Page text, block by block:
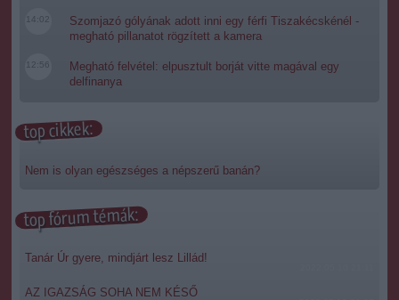
14:02
Szomjazó gólyának adott inni egy férfi Tiszakécskénél -
megható pillanatot rögzített a kamera
12:56
Megható felvétel: elpusztult borját vitte magával egy
delfinanya
top cikkek:
Nem is olyan egészséges a népszerű banán?
top fórum témák:
Tanár Úr gyere, mindjárt lesz Lillád!
AZ IGAZSÁG SOHA NEM KÉSŐ